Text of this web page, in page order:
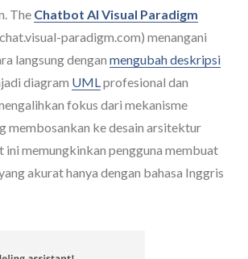
The Chatbot AI Visual Paradigm
paradigm.com) menangani
langsung dengan mengubah deskripsi
diagram UMLprofesional dan
fokus dari mekanisme
membosankan ke desain arsitektur
memungkinkan pengguna membuat
akurat hanya dengan bahasa Inggris